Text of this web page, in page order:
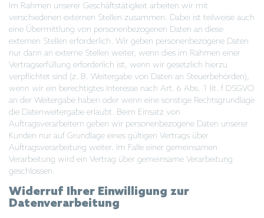
Im Rahmen unserer Geschäftstätigkeit arbeiten wir mit
verschiedenen externen Stellen zusammen. Dabei ist teilweise auch
eine Übermittlung von personenbezogenen Daten an diese
externen Stellen erforderlich. Wir geben personenbezogene Daten
nur dann an externe Stellen weiter, wenn dies im Rahmen einer
Vertragserfüllung erforderlich ist, wenn wir gesetzlich hierzu
verpflichtet sind (z. B. Weitergabe von Daten an Steuerbehörden),
wenn wir ein berechtigtes Interesse nach Art. 6 Abs. 1 lit. f DSGVO
an der Weitergabe haben oder wenn eine sonstige Rechtsgrundlage
die Datenweitergabe erlaubt. Beim Einsatz von
Auftragsverarbeitern geben wir personenbezogene Daten unserer
Kunden nur auf Grundlage eines gültigen Vertrags über
Auftragsverarbeitung weiter. Im Falle einer gemeinsamen
Verarbeitung wird ein Vertrag über gemeinsame Verarbeitung
geschlossen.
Widerruf Ihrer Einwilligung zur
Datenverarbeitung